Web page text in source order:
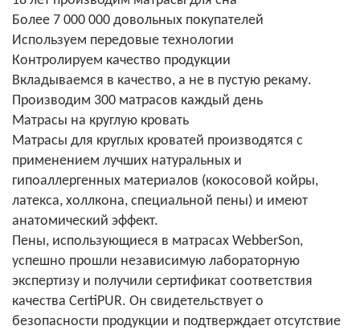
Более 7 000 000 довольных покупателей
Используем передовые технологии
Контролируем качество продукции
Вкладываемся в качество, а не в пустую рекаму.
Производим 300 матрасов каждый день
Матрасы на круглую кровать
Матрасы для круглых кроватей производятся с
применением лучших натуральных и
гипоаллергенных материалов (кокосовой койры,
латекса, холлкона, специальной пены) и имеют
анатомический эффект.
Пены, использующиеся в матрасах WebberSon,
успешно прошли независимую лабораторную
экспертизу и получили сертификат соответствия
качества CertiPUR. Он свидетельствует о
безопасности продукции и подтверждает отсутствие